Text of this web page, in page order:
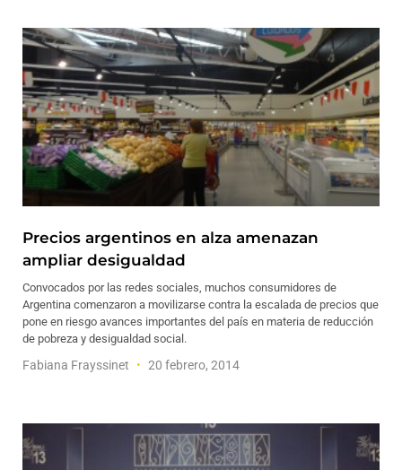
Precios argentinos en alza amenazan
ampliar desigualdad
Convocados por las redes sociales, muchos consumidores de
Argentina comenzaron a movilizarse contra la escalada de precios que
pone en riesgo avances importantes del país en materia de reducción
de pobreza y desigualdad social.
Fabiana Frayssinet 20 febrero, 2014